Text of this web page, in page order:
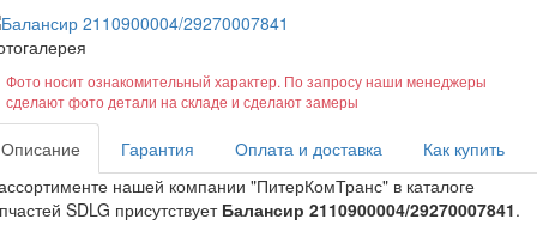
Фото носит ознакомительный характер. По запросу наши менеджеры
сделают фото детали на складе и сделают замеры
Описание Гарантия Оплата и доставка
Как купить
нашей компании "ПитерКомТранс" в каталоге
SDLG присутствует Балансир 2110900004/29270007841.